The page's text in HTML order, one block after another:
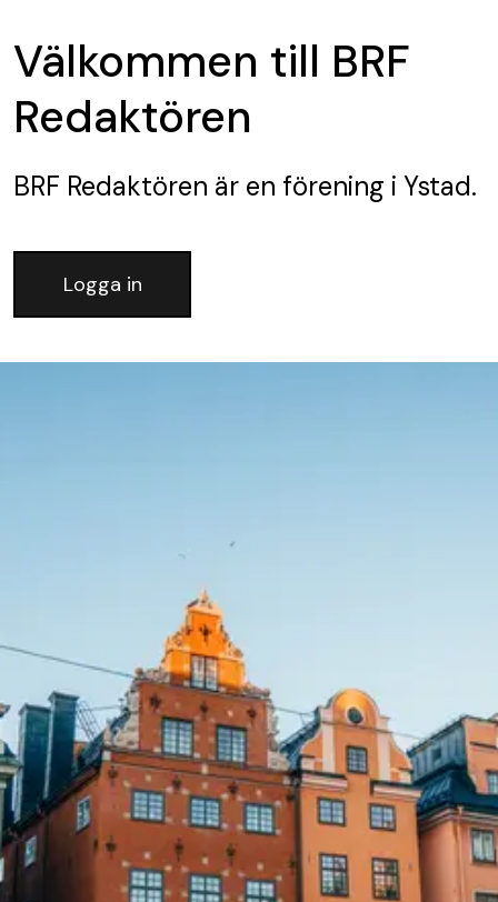
Välkommen till BRF
Redaktören
BRF Redaktören är en förening i Ystad.
Logga in